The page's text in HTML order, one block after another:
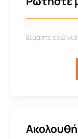
Είμαστε εδώ